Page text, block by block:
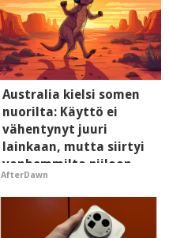
Australia kielsi somen
nuorilta: Käyttö ei
vähentynyt juuri
lainkaan, mutta siirtyi
vanhemmilta piiloon
AfterDawn